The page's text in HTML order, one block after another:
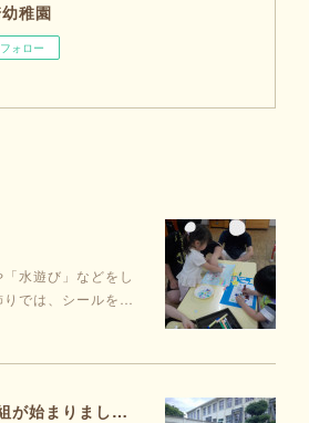
稚園
フォロー
水遊び」などをし
では、シールを…
令和８年度のたまご組が始まりました🥚